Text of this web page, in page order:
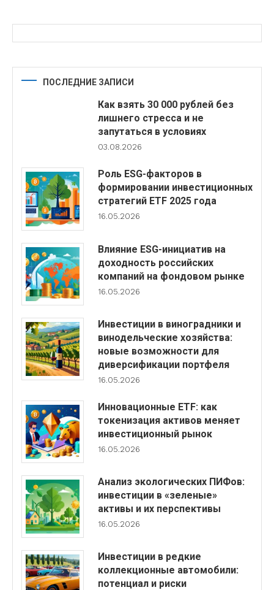
ПОСЛЕДНИЕ ЗАПИСИ
Как взять 30 000 рублей без
лишнего стресса и не
запутаться в условиях
03.08.2026
Роль ESG-факторов в
формировании инвестиционных
стратегий ETF 2025 года
16.05.2026
Влияние ESG-инициатив на
доходность российских
компаний на фондовом рынке
16.05.2026
Инвестиции в виноградники и
винодельческие хозяйства:
новые возможности для
диверсификации портфеля
16.05.2026
Инновационные ETF: как
токенизация активов меняет
инвестиционный рынок
16.05.2026
Анализ экологических ПИФов:
инвестиции в «зеленые»
активы и их перспективы
16.05.2026
Инвестиции в редкие
коллекционные автомобили:
потенциал и риски